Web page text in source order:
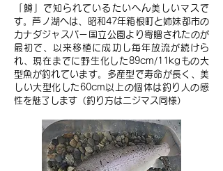
「鱒」で知られているたいへん美しいマスで
す。芦ノ湖へは、昭和47年箱根町と姉妹都市の
カナダジャスパー国立公園より寄贈されたのが
最初で、以来移植に成功し毎年放流が続けら
れ、現在までに野生化した89cm/11kgもの大
型魚が釣れています。多産型で寿命が長く、美
しい大型化した60cm以上の個体は釣り人の感
性を魅了します（釣り方はニジマス同様）